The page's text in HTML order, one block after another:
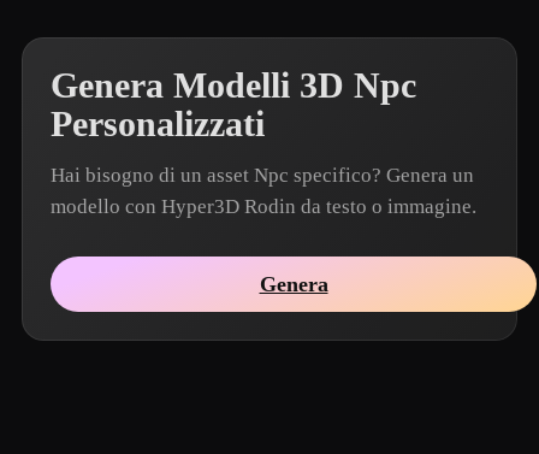
Genera Modelli 3D Npc
Personalizzati
Hai bisogno di un asset Npc specifico? Genera un
modello con Hyper3D Rodin da testo o immagine.
Genera